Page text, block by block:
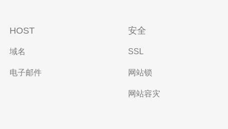
HOST
域名
电子邮件
安全
SSL
网站锁
网站容灾